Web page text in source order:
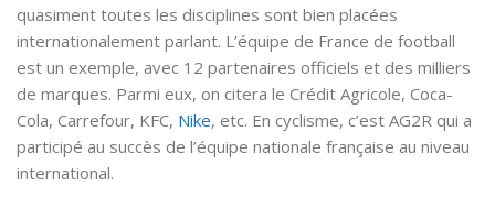
quasiment toutes les disciplines sont bien placées
internationalement parlant. L’équipe de France de football
est un exemple, avec 12 partenaires officiels et des milliers
de marques. Parmi eux, on citera le Crédit Agricole, Coca-
Cola, Carrefour, KFC, Nike, etc. En cyclisme, c’est AG2R qui a
participé au succès de l’équipe nationale française au niveau
international.